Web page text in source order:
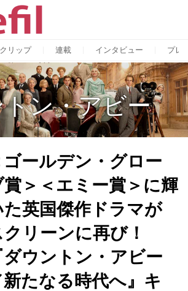
リップ 連載 インタビュー プレ
ン・アビー
ゴールデン・グロー
賞＞＜エミー賞＞に輝
た英国傑作ドラマが
クリーンに再び！
ダウントン・アビー
新たなる時代へ』キ